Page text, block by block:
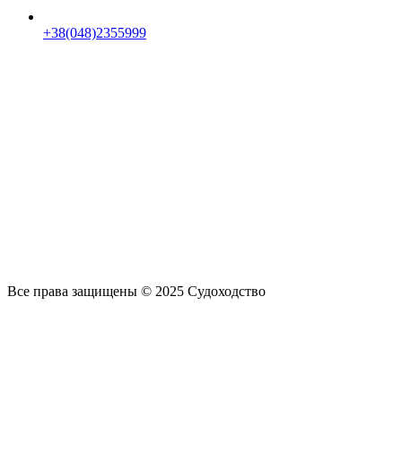
+38(048)2355999
Все права защищены © 2025 Судоходство